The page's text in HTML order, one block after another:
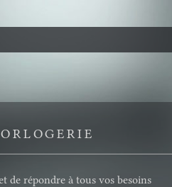
de répondre à tous vos besoins